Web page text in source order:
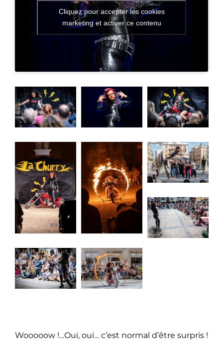
Cliquez pour accepter les cookies
marketing et activer ce contenu
Wooooow !…Oui, oui… c’est normal d’être surpris !